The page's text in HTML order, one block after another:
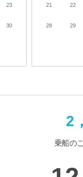
23
30
21 22
28 29
2
乗船の